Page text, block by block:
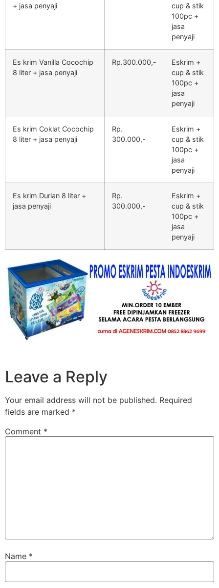
+ jasa penyaji
cup & stik
100pc +
jasa
penyaji
Es krim Vanilla Cocochip
8 liter + jasa penyaji
Rp.300.000,-
Eskrim +
cup & stik
100pc +
jasa
penyaji
Es krim Coklat Cocochip
8 liter + jasa penyaji
Rp.
300.000,-
Eskrim +
cup & stik
100pc +
jasa
penyaji
Es krim Durian 8 liter +
jasa penyaji
Rp.
300.000,-
Eskrim +
cup & stik
100pc +
jasa
penyaji
Leave a Reply
Your email address will not be published. Required
fields are marked *
Comment *
Name *